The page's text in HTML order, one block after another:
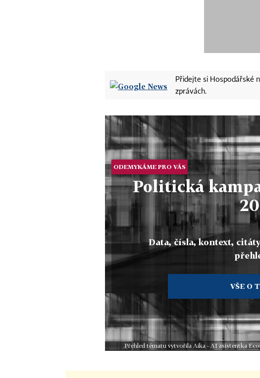
Přidejte si Hospodářské
zprávách.
ODEMYKÁME PRO VÁS
Politická
Data, čísla, kontext,
VŠE O
Přehled tématu vytvořila Aika - AI asistentka